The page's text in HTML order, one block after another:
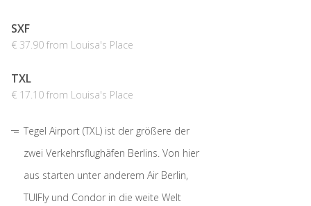
SXF
€ 37.90 from Louisa's Place
TXL
€ 17.10 from Louisa's Place
Tegel Airport (TXL) ist der größere der
zwei Verkehrsflughäfen Berlins. Von hier
aus starten unter anderem Air Berlin,
TUIFly und Condor in die weite Welt